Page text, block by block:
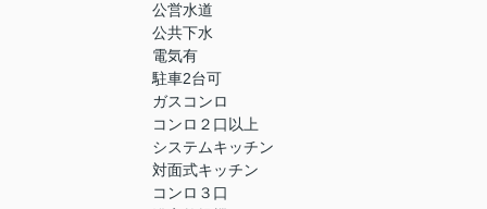
公営水道
公共下水
電気有
駐車2台可
ガスコンロ
コンロ２口以上
システムキッチン
対面式キッチン
コンロ３口